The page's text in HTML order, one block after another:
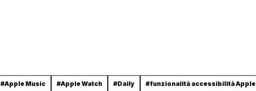
#Apple Music #Apple Watch #Daily #funzionalità accessibilità Apple